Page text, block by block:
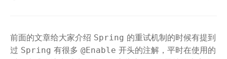
前面的文章给大家介绍 Spring 的重试机制的时候有提到
过 Spring 有很多 @Enable 开头的注解，平时在使用的